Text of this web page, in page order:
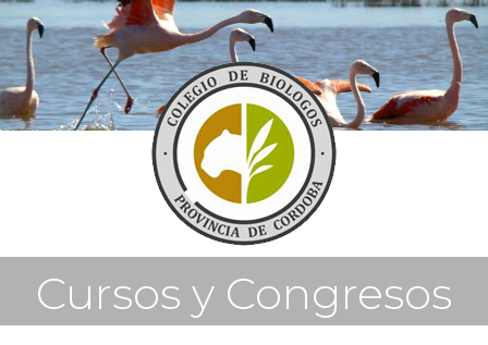
Cursos y Congresos